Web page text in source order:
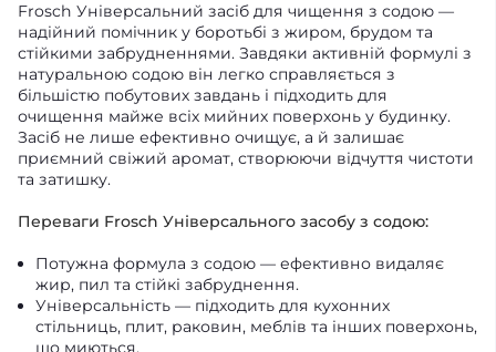
Frosch Універсальний засіб для чищення з содою —
надійний помічник у боротьбі з жиром, брудом та
стійкими забрудненнями. Завдяки активній формулі з
натуральною содою він легко справляється з
більшістю побутових завдань і підходить для
очищення майже всіх мийних поверхонь у будинку.
Засіб не лише ефективно очищує, а й залишає
приємний свіжий аромат, створюючи відчуття чистоти
та затишку.
Переваги Frosch Універсального засобу з содою:
Потужна формула з содою — ефективно видаляє
жир, пил та стійкі забруднення.
Універсальність — підходить для кухонних
стільниць, плит, раковин, меблів та інших поверхонь,
що миються.